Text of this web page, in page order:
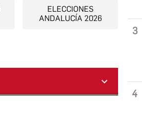
ELECCIONES
ANDALUCÍA 2026